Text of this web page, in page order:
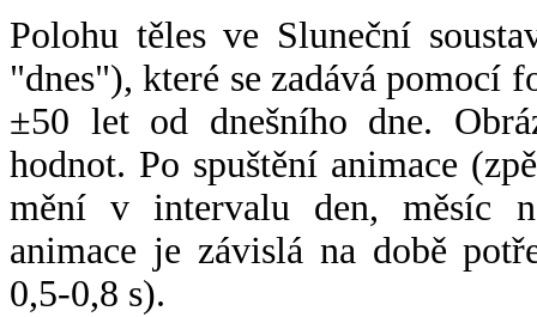
Polohu těles ve Sluneční
"dnes"), které se zadává pomocí
±50 let od dnešního dne.
hodnot. Po spuštění animace
mění v intervalu den, měsíc
animace je závislá na době
0,5-0,8 s).